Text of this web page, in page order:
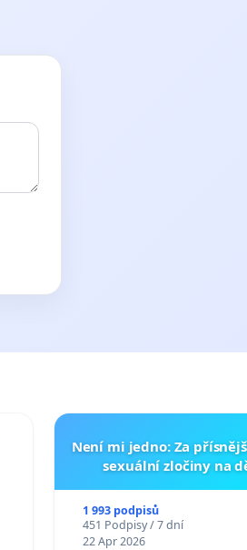
Není mi jedno: Za
sexuální zločiny na
1 993 podpisů
451 Podpisy / 7 dní
22 Apr 2026